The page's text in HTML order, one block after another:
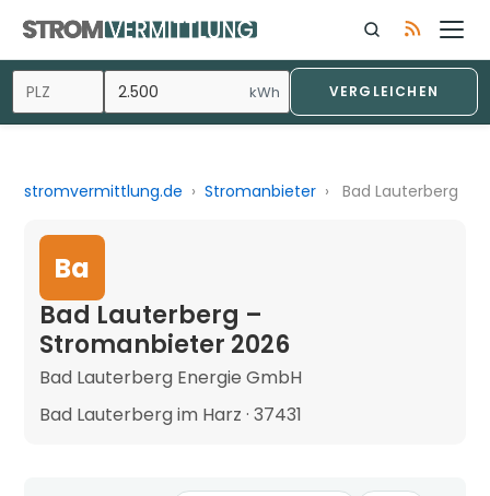
kWh VERGLEICHEN
stromvermittlung.de › Stromanbieter › Bad Lauterberg
Ba
Bad Lauterberg –
Stromanbieter 2026
Bad Lauterberg Energie GmbH
Bad Lauterberg im Harz · 37431